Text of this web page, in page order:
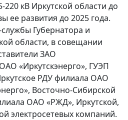
220 кВ Иркутской области до
ее развития до 2025 года.
Губернатора и
области, в совещании
ЗАО
«Иркутскэнерго», ГУЭП
РДУ филиала ОАО
Восточно-Сибирской
ОАО «РЖД», Иркутской,
электросетевых компаний.